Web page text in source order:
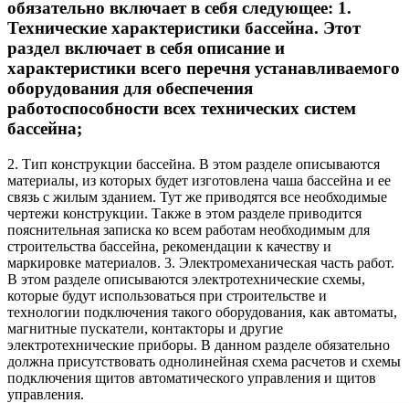
обязательно включает в себя следующее: 1.
Технические характеристики бассейна. Этот
раздел включает в себя описание и
характеристики всего перечня устанавливаемого
оборудования для обеспечения
работоспособности всех технических систем
бассейна;
2. Тип конструкции бассейна. В этом разделе описываются
материалы, из которых будет изготовлена чаша бассейна и ее
связь с жилым зданием. Тут же приводятся все необходимые
чертежи конструкции. Также в этом разделе приводится
пояснительная записка ко всем работам необходимым для
строительства бассейна, рекомендации к качеству и
маркировке материалов. 3. Электромеханическая часть работ.
В этом разделе описываются электротехнические схемы,
которые будут использоваться при строительстве и
технологии подключения такого оборудования, как автоматы,
магнитные пускатели, контакторы и другие
электротехнические приборы. В данном разделе обязательно
должна присутствовать однолинейная схема расчетов и схемы
подключения щитов автоматического управления и щитов
управления.